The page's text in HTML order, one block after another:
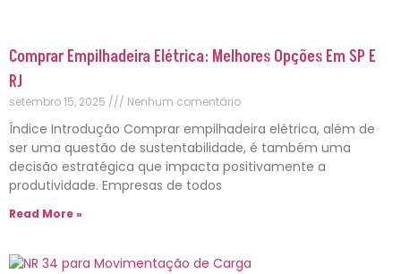
Comprar Empilhadeira Elétrica: Melhores Opções Em SP E
RJ
setembro 15, 2025 Nenhum comentário
Índice Introdução Comprar empilhadeira elétrica, além de
ser uma questão de sustentabilidade, é também uma
decisão estratégica que impacta positivamente a
produtividade. Empresas de todos
Read More »